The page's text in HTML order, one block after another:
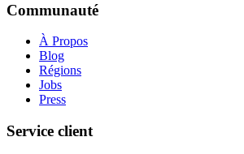
Communauté
À Propos
Blog
Régions
Jobs
Press
Service client